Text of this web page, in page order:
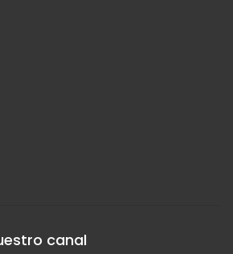
canal